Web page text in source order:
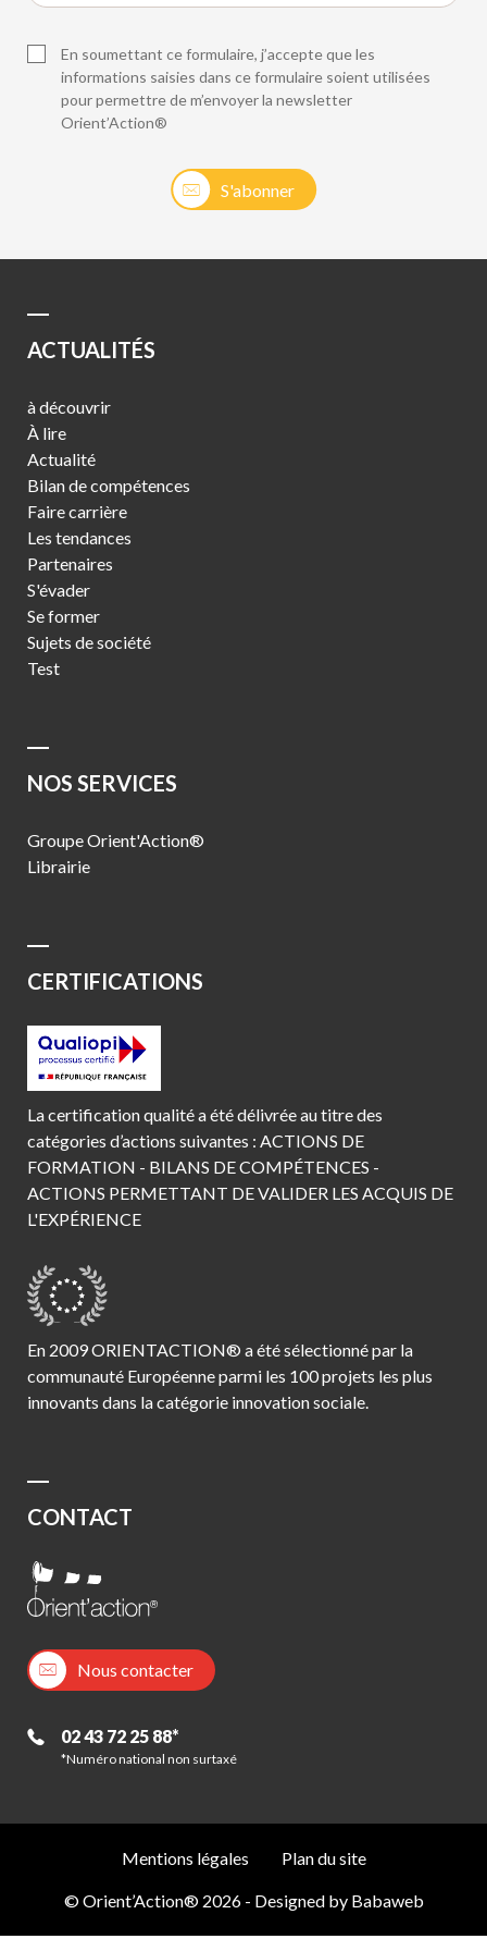
S'abonner
En soumettant ce formulaire, j’accepte que les
informations saisies dans ce formulaire soient utilisées
pour permettre de m’envoyer la newsletter
Orient’Action®
ACTUALITÉS
à découvrir
À lire
Actualité
Bilan de compétences
Faire carrière
Les tendances
Partenaires
S'évader
Se former
Sujets de société
Test
NOS SERVICES
Groupe Orient'Action®
Librairie
CERTIFICATIONS
La certification qualité a été délivrée au titre des
catégories d’actions suivantes : ACTIONS DE
FORMATION - BILANS DE COMPÉTENCES -
ACTIONS PERMETTANT DE VALIDER LES ACQUIS DE
L'EXPÉRIENCE
En 2009 ORIENTACTION® a été sélectionné par la
communauté Européenne parmi les 100 projets les plus
innovants dans la catégorie innovation sociale.
CONTACT
Nous contacter
02 43 72 25 88*
*Numéro national non surtaxé
© Orient’Action® 2026 - Designed by Babaweb
Mentions légales Plan du site